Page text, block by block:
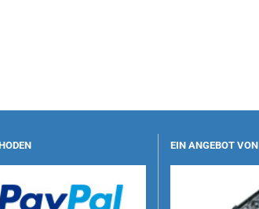
EIN ANGEBOT VON